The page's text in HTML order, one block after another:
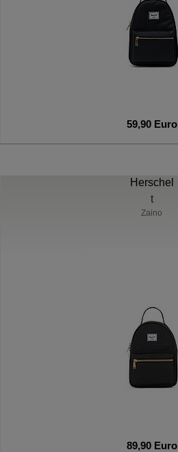
59,90 Euro
Herschel
t
Zaino
89,90 Euro